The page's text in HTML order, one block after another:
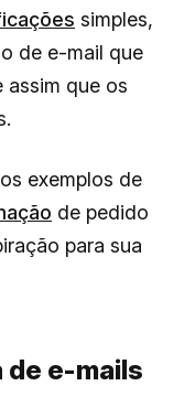
simples,
de e-mail que
assim que os
exemplos de
de pedido
para sua
de e-mails